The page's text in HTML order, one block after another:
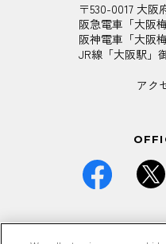
〒530-0017 大阪
阪急電車「大阪
阪神電車「大阪
JR線「大阪駅」
アク